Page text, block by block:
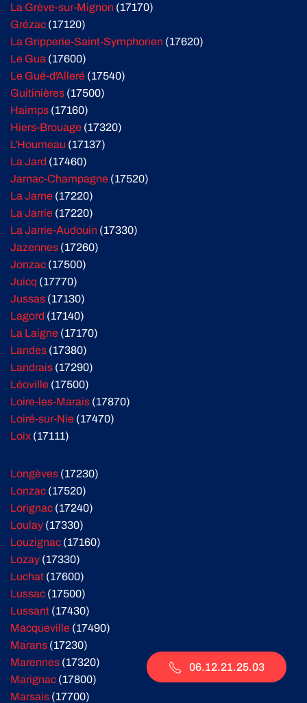
La Grève-sur-Mignon (17170)
Grézac (17120)
La Gripperie-Saint-Symphorien (17620)
Le Gua (17600)
Le Gué-d'Alleré (17540)
Guitinières (17500)
Haimps (17160)
Hiers-Brouage (17320)
L'Houmeau (17137)
La Jard (17460)
Jarnac-Champagne (17520)
La Jarne (17220)
La Jarrie (17220)
La Jarrie-Audouin (17330)
Jazennes (17260)
Jonzac (17500)
Juicq (17770)
Jussas (17130)
Lagord (17140)
La Laigne (17170)
Landes (17380)
Landrais (17290)
Léoville (17500)
Loire-les-Marais (17870)
Loiré-sur-Nie (17470)
Loix (17111)
Longèves (17230)
Lonzac (17520)
Lorignac (17240)
Loulay (17330)
Louzignac (17160)
Lozay (17330)
Luchat (17600)
Lussac (17500)
Lussant (17430)
Macqueville (17490)
Marans (17230)
Marennes (17320)
Marignac (17800)
Marsais (17700)
06.12.21.25.03